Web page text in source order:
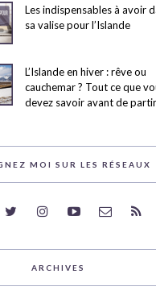
Les indispensables à avoir
sa valise pour l’Islande
L’Islande en hiver : rêve ou
cauchemar ? Tout ce que
devez savoir avant de partir
MOI SUR LES RÉSEAUX
ARCHIVES